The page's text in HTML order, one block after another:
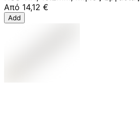
Από 14,12 €
Add